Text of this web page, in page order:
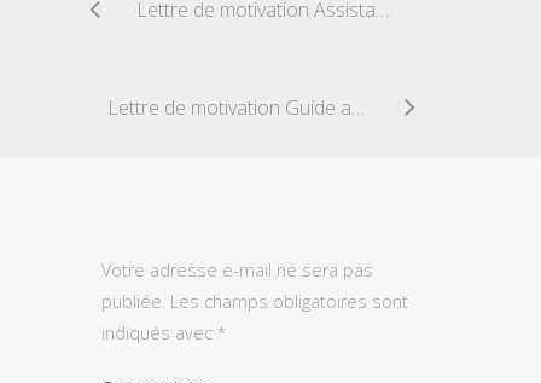
Lettre de motivation Assistant Communication
Lettre de motivation Guide accompagnateur
Votre adresse e-mail ne sera pas
publiée. Les champs obligatoires sont
indiqués avec *